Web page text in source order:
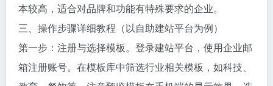
本较高，适合对品牌和功能有特殊要求的企业。
三、操作步骤详细教程（以自助建站平台为例）
第一步：注册与选择模板。登录建站平台，使用企业邮
箱注册账号。在模板库中筛选行业相关模板，如科技、